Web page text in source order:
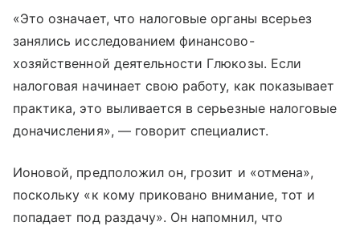
«Это означает, что налоговые органы всерьез
занялись исследованием финансово-
хозяйственной деятельности Глюкозы. Если
налоговая начинает свою работу, как показывает
практика, это выливается в серьезные налоговые
доначисления», — говорит специалист.
Ионовой, предположил он, грозит и «отмена»,
поскольку «к кому приковано внимание, тот и
попадает под раздачу». Он напомнил, что